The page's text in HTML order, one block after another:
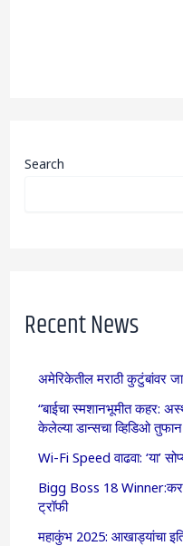
Search
Recent News
अमेरिकेतील मराठी कुटुंबांवर
“बाईचा स्मशानभूमीत कहर:
केलेल्या डान्सचा व्हिडिओ तुफान
Wi-Fi Speed वाढवा: ‘या’
Bigg Boss 18
ट्रॉफी
महाकुंभ 2025: आखाड्यांचा